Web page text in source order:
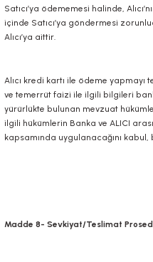
Satıcı’ya ödememesi halinde,
içinde Satıcı’ya göndermesi
Alıcı’ya aittir.
Alıcı kredi kartı ile ödeme yapmayı
ve temerrüt faizi ile ilgili bilgileri
yürürlükte bulunan mevzuat
ilgili hükümlerin Banka ve ALICI
kapsamında uygulanacağını
Madde 8- Sevkiyat/Teslimat